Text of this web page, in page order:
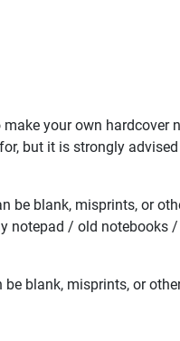
your own
but it is strongly
be blank, misprints, or
notepad / old notebooks
blank, misprints, or